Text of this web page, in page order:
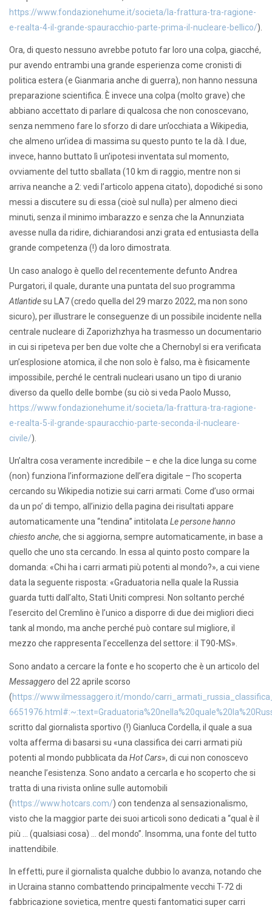
https://www.fondazionehume.it/societa/la-frattura-tra-ragione-
e-realta-4-il-grande-spauracchio-parte-prima-il-nucleare-bellico/).
Ora, di questo nessuno avrebbe potuto far loro una colpa, giacché,
pur avendo entrambi una grande esperienza come cronisti di
politica estera (e Gianmaria anche di guerra), non hanno nessuna
preparazione scientifica. È invece una colpa (molto grave) che
abbiano accettato di parlare di qualcosa che non conoscevano,
senza nemmeno fare lo sforzo di dare un’occhiata a Wikipedia,
che almeno un’idea di massima su questo punto te la dà. I due,
invece, hanno buttato lì un’ipotesi inventata sul momento,
ovviamente del tutto sballata (10 km di raggio, mentre non si
arriva neanche a 2: vedi l’articolo appena citato), dopodiché si sono
messi a discutere su di essa (cioè sul nulla) per almeno dieci
minuti, senza il minimo imbarazzo e senza che la Annunziata
avesse nulla da ridire, dichiarandosi anzi grata ed entusiasta della
grande competenza (!) da loro dimostrata.
Un caso analogo è quello del recentemente defunto Andrea
Purgatori, il quale, durante una puntata del suo programma
Atlantidesu LA7 (credo quella del 29 marzo 2022, ma non sono
sicuro), per illustrare le conseguenze di un possibile incidente nella
centrale nucleare di Zaporizhzhya ha trasmesso un documentario
in cui si ripeteva per ben due volte che a Chernobyl si era verificata
un’esplosione atomica, il che non solo è falso, ma è fisicamente
impossibile, perché le centrali nucleari usano un tipo di uranio
diverso da quello delle bombe (su ciò si veda Paolo Musso,
https://www.fondazionehume.it/societa/la-frattura-tra-ragione-
e-realta-5-il-grande-spauracchio-parte-seconda-il-nucleare-
civile/).
Un’altra cosa veramente incredibile – e che la dice lunga su come
(non) funziona l’informazione dell’era digitale – l’ho scoperta
cercando su Wikipedia notizie sui carri armati. Come d’uso ormai
da un po’ di tempo, all’inizio della pagina dei risultati appare
automaticamente una “tendina” intitolataLe persone hanno
chiesto anche, che si aggiorna, sempre automaticamente, in base a
quello che uno sta cercando. In essa al quinto posto compare la
domanda: «Chi ha i carri armati più potenti al mondo?», a cui viene
data la seguente risposta: «Graduatoria nella quale la Russia
guarda tutti dall’alto, Stati Uniti compresi. Non soltanto perché
l’esercito del Cremlino è l’unico a disporre di due dei migliori dieci
tank al mondo, ma anche perché può contare sul migliore, il
mezzo che rappresenta l’eccellenza del settore: il T90-MS».
Sono andato a cercare la fonte e ho scoperto che è un articolo del
Messaggero del 22 aprile scorso
(https://www.ilmessaggero.it/mondo/
scritto dal giornalista sportivo (!) Gianluca Cordella, il quale a sua
volta afferma di basarsi su «una classifica dei carri armati più
potenti al mondo pubblicata da Hot Cars», di cui non conoscevo
neanche l’esistenza. Sono andato a cercarla e ho scoperto che si
tratta di una rivista online sulle automobili
(https://www.hotcars.com/) con tendenza al sensazionalismo,
visto che la maggior parte dei suoi articoli sono dedicati a “qual è il
più … (qualsiasi cosa) … del mondo”. Insomma, una fonte del tutto
inattendibile.
In effetti, pure il giornalista qualche dubbio lo avanza, notando che
in Ucraina stanno combattendo principalmente vecchi T-72 di
fabbricazione sovietica, mentre questi fantomatici super carri